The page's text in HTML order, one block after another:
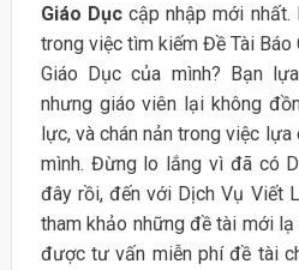
Giáo Dụccập nhập mới nhất.
trong việc tìm kiếm Đề Tài Báo
Giáo Dục của mình? Bạn
nhưng giáo viên lại không
lực, và chán nản trong việc
mình. Đừng lo lắng vì đã có
đây rồi, đến với Dịch Vụ Viết
tham khảo những đề tài mới
được tư vấn miễn phí đề tài